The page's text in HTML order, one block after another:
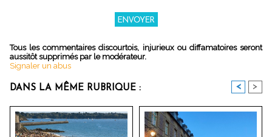
Tous les commentaires discourtois, injurieux ou diffamatoires seront
aussitôt supprimés par le modérateur.
Signaler un abus
DANS LA MÊME RUBRIQUE : < >